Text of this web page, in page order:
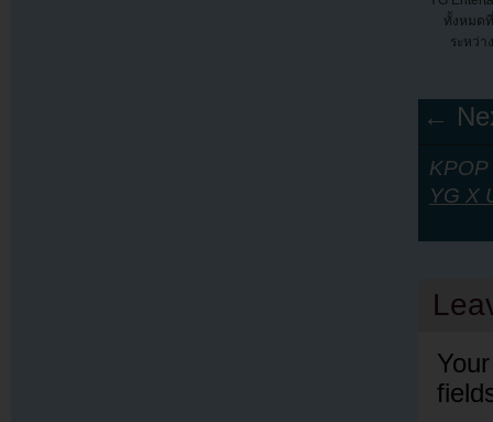
ทั้งหมด
ระหว่า
←
YG X